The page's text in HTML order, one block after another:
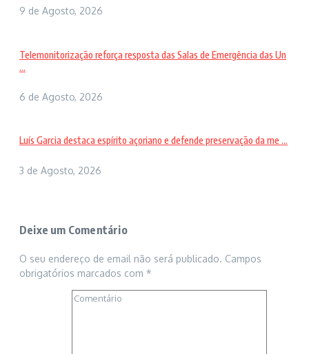
9 de Agosto, 2026
Telemonitorização reforça resposta das Salas de Emergência das Un
...
6 de Agosto, 2026
Luís Garcia destaca espírito açoriano e defende preservação da me ...
3 de Agosto, 2026
Deixe um Comentário
O seu endereço de email não será publicado. Campos
obrigatórios marcados com *